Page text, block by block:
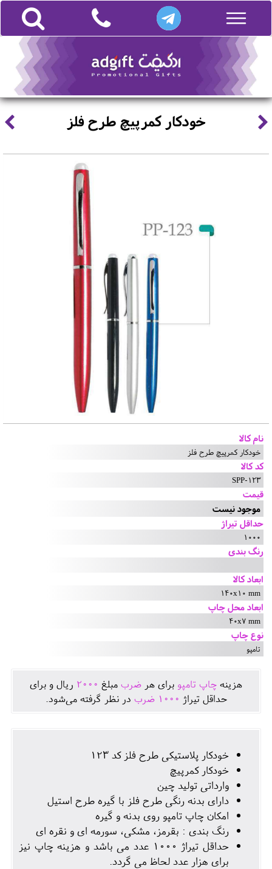
خودکار کمرپیچ طرح فلز
نام کالا
خودکار کمرپیچ طرح فلز
کد کالا
SPP-123
قیمت
موجود نیست
حداقل تیراژ
1000
رنگ بندی
ابعاد کالا
140x10 mm
ابعاد محل چاپ
40x7 mm
نوع چاپ
تامپو
هزينه چاپ تامپو برای هر ضرب مبلغ 2000 ريال و برای
حداقل تيراژ 1000 ضرب در نظر گرفته می‌شود.
خودکار پلاستیکی طرح فلز کد 123
خودکار کمرپیچ
وارداتی تولید چین
دارای بدنه رنگی طرح فلز با گیره طرح استیل
امکان چاپ تامپو روی بدنه و گیره
رنگ بندی : بقرمز، مشکی، سورمه ای و نقره ای
حداقل تیراژ 1000 عدد می باشد و هزینه چاپ نیز
برای هزار عدد لحاظ می گردد.